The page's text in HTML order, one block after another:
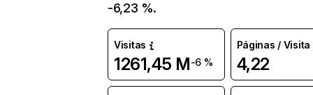
-6,23 %.
Visitas
1261,45 M-6 %
Páginas / Visita
4,22